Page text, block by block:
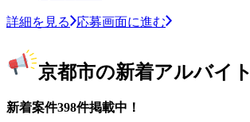
詳細を見る 応募画面に進む
京都市の新着アルバイト
新着案件398件掲載中！